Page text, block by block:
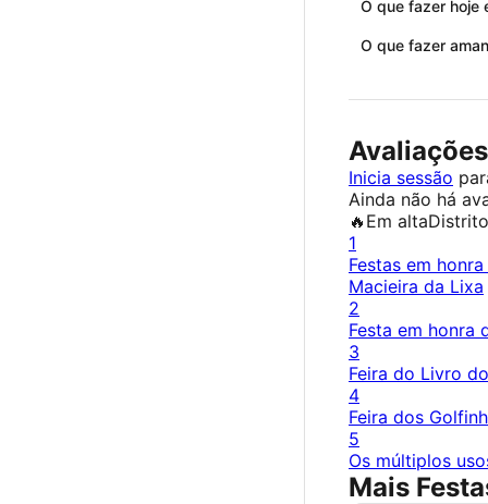
O que fazer hoje
O que fazer
Avaliações
Inicia sessão
Ainda não há
🔥 Em alta
1
Festas em
Macieira da Lixa
2
Festa em honra
3
Feira do Livro
4
Feira dos
5
Os múltiplos
Mais